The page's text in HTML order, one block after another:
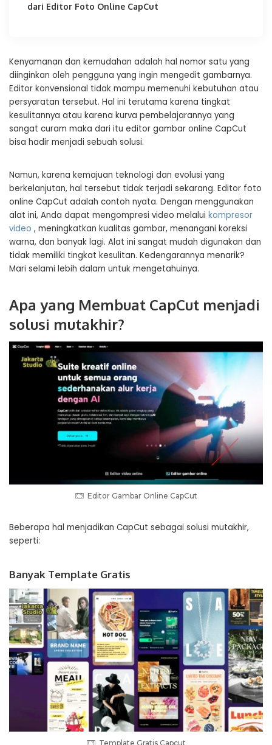
dari Editor Foto Online CapCut
Kenyamanan dan kemudahan adalah hal nomor satu yang
diinginkan oleh pengguna yang ingin mengedit gambarnya.
Editor konvensional tidak mampu memenuhi kebutuhan atau
persyaratan tersebut. Hal ini terutama karena tingkat
kesulitannya atau karena kurva pembelajarannya yang
sangat curam maka dari itu editor gambar online CapCut
bisa hadir menjadi sebuah solusi.
Namun, karena kemajuan teknologi dan evolusi yang
berkelanjutan, hal tersebut tidak terjadi sekarang. Editor foto
online CapCut adalah contoh nyata. Dengan menggunakan
alat ini, Anda dapat mengompresi video melalui kompresor
video , meningkatkan kualitas gambar, menangani koreksi
warna, dan banyak lagi. Alat ini sangat mudah digunakan dan
tidak memiliki tingkat kesulitan. Kedengarannya menarik?
Mari selami lebih dalam untuk mengetahuinya.
Apa yang Membuat CapCut menjadi
solusi mutakhir?
Editor Gambar Online CapCut
Beberapa hal menjadikan CapCut sebagai solusi mutakhir,
seperti:
Banyak Template Gratis
Template Gratis Capcut